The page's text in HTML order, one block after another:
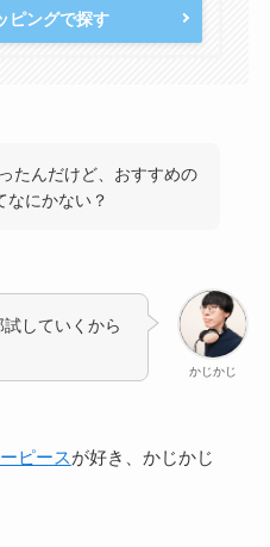
ピングで探す
たんだけど、おすすめの
なにかない？
かじかじ
していくから
ピースが好き、かじかじ